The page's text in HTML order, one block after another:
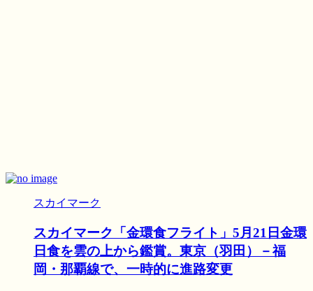
スカイマーク
スカイマーク「金環食フライト」5月21日金環
日食を雲の上から鑑賞。東京（羽田）－福
岡・那覇線で、一時的に進路変更